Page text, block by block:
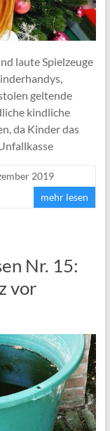
laute Spielzeuge
geltende
kindliche
da Kinder das
2019
mehr lesen
Nr. 15:
vor